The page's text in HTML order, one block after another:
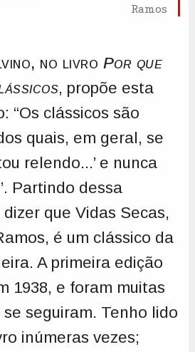
Ramos
no livro Por que
, propõe esta
“Os clássicos são
quais, em geral, se
relendo...’ e nunca
Partindo dessa
que Vidas Secas,
é um clássico da
A primeira edição
1938, e foram muitas
seguiram. Tenho lido
inúmeras vezes;